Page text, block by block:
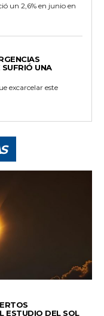
un 2,6% en junio en
UNA
excarcelar este
ESTUDIO DEL SOL